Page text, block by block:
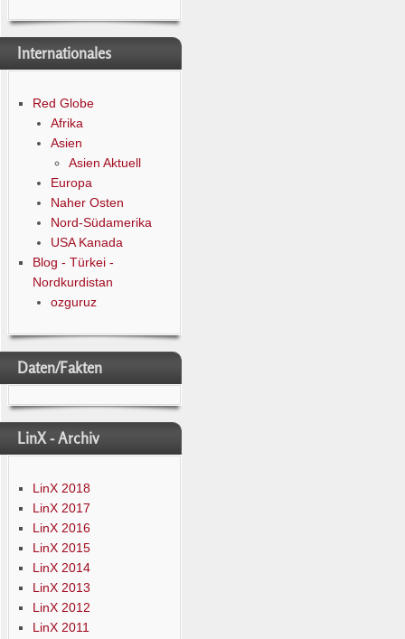
Internationales
Red Globe
Afrika
Asien
Asien Aktuell
Europa
Naher Osten
Nord-Südamerika
USA Kanada
Blog - Türkei -
Nordkurdistan
ozguruz
Daten/Fakten
LinX - Archiv
LinX 2018
LinX 2017
LinX 2016
LinX 2015
LinX 2014
LinX 2013
LinX 2012
LinX 2011